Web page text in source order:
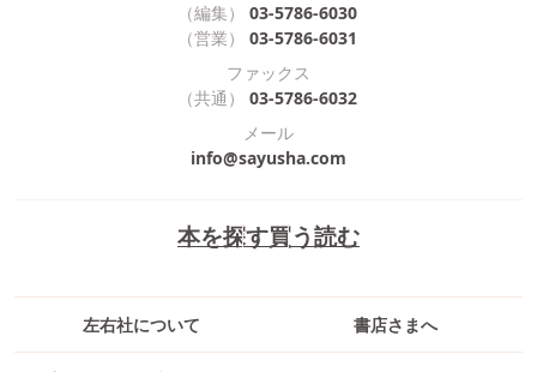
本を探す買う読む
左右社について 書店さまへ
（編集）
03-5786-6030
（営業）
03-5786-6031
ファックス
（共通）
03-5786-6032
メール
info@sayusha.com